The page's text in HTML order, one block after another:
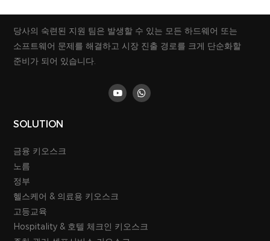
당사의 숙련된 지원 팀은 발생할 수 있는 모든 하드웨어 또는
소프트웨어 문제를 해결하고 시장 진출 경로를 크게 단순화할
준비가 되어 있습니다.
SOLUTION
금융 키오스크
노름
정부
헬스케어 & 의료용 키오스크
고등교육
Hospitality & 호텔 체크인 키오스크